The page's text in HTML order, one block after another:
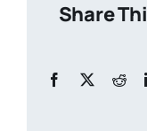
Share
Facebook
X